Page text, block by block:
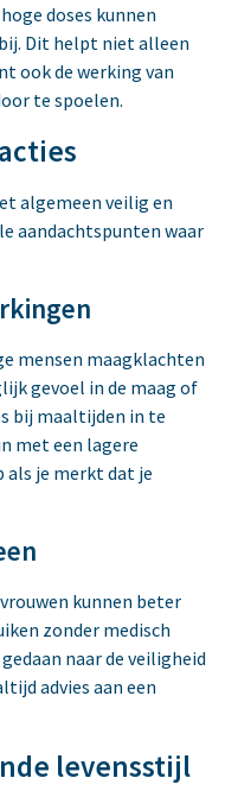
doses kunnen
Dit helpt niet alleen
ook de werking van
te spoelen.
algemeen veilig en
aandachtspunten waar
mensen maagklachten
gevoel in de maag of
bij maaltijden in te
met een lagere
als je merkt dat je
kunnen beter
zonder medisch
naar de veiligheid
advies aan een
levensstijl